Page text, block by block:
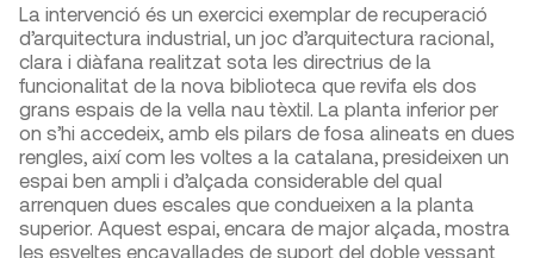
La intervenció és un exercici exemplar de recuperació
d’arquitectura industrial, un joc d’arquitectura racional,
clara i diàfana realitzat sota les directrius de la
funcionalitat de la nova biblioteca que revifa els dos
grans espais de la vella nau tèxtil. La planta inferior per
on s’hi accedeix, amb els pilars de fosa alineats en dues
rengles, així com les voltes a la catalana, presideixen un
espai ben ampli i d’alçada considerable del qual
arrenquen dues escales que condueixen a la planta
superior. Aquest espai, encara de major alçada, mostra
les esveltes encavallades de suport del doble vessant